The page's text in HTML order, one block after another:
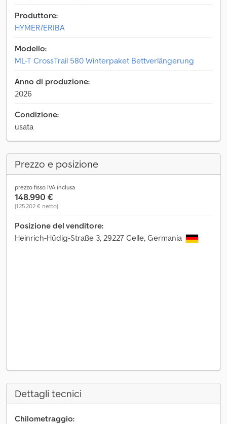
Produttore:
HYMER/ERIBA
Modello:
ML-T CrossTrail 580 Winterpaket Bettverlängerung
Anno di produzione:
2026
Condizione:
usata
Prezzo e posizione
prezzo fisso IVA inclusa
148.990 €
(125.202 € netto)
Posizione del venditore:
Heinrich-Hüdig-Straße 3, 29227 Celle, Germania
Dettagli tecnici
Chilometraggio: